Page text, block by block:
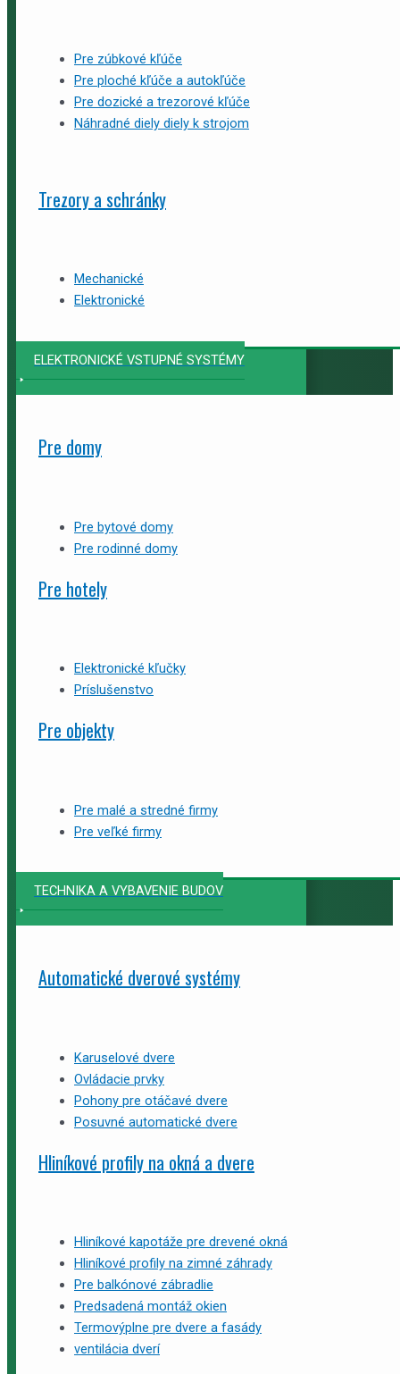
Pre zúbkové kľúče
Pre ploché kľúče a autokľúče
Pre dozické a trezorové kľúče
Náhradné diely diely k strojom
Trezory a schránky
Mechanické
Elektronické
ELEKTRONICKÉ VSTUPNÉ SYSTÉMY
Pre domy
Pre bytové domy
Pre rodinné domy
Pre hotely
Elektronické kľučky
Príslušenstvo
Pre objekty
Pre malé a stredné firmy
Pre veľké firmy
TECHNIKA A VYBAVENIE BUDOV
Automatické dverové systémy
Karuselové dvere
Ovládacie prvky
Pohony pre otáčavé dvere
Posuvné automatické dvere
Hliníkové profily na okná a dvere
Hliníkové kapotáže pre drevené okná
Hliníkové profily na zimné záhrady
Pre balkónové zábradlie
Predsadená montáž okien
Termovýplne pre dvere a fasády
ventilácia dverí